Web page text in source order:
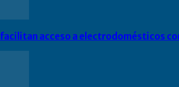
facilitan acceso a electrodomésticos